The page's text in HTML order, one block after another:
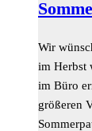
Wir
im Herbst
im Büro
größeren